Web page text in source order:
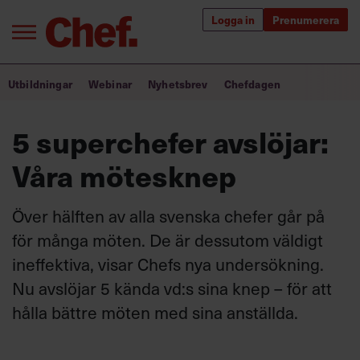
Logga in Prenumerera
Annonsera
Om oss
Bra ledare förändrar världen
Utbildning för ledare
Chefakademin+
Populära utbildningar
Utbildningar Webinar Nyhetsbrev Chefdagen
5 superchefer avslöjar:
Våra mötesknep
Över hälften av alla svenska chefer går på
för många möten. De är dessutom väldigt
ineffektiva, visar Chefs nya undersökning.
Nu avslöjar 5 kända vd:s sina knep – för att
hålla bättre möten med sina anställda.